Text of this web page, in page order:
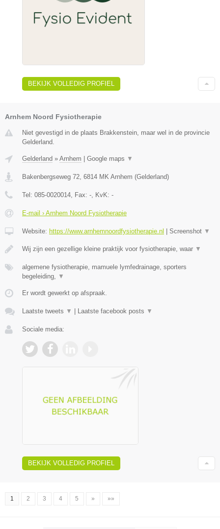
BEKIJK VOLLEDIG PROFIEL
Arnhem Noord Fysiotherapie
Niet gevestigd in de plaats Brakkenstein, maar wel in de provincie
Gelderland.
Gelderland » Arnhem Google maps ▼
Bakenbergseweg 72 6814 MK Arnhem (Gelderland)
Tel: 085-0020014 , Fax: - , KvK: -
E-mail › Arnhem Noord Fysiotherapie
Website: https://www.arnhemnoordfysiotherapie.nl Screenshot ▼
Wij zijn een gezellige kleine praktijk voor fysiotherapie, waar ▼
algemene fysiotherapie, mamuele lymfedrainage, sporters
begeleiding,
▼
Er wordt gewerkt op afspraak.
Laatste tweets ▼ Laatste facebook posts ▼
Sociale media:
BEKIJK VOLLEDIG PROFIEL
1 2 3 4 5 » »»